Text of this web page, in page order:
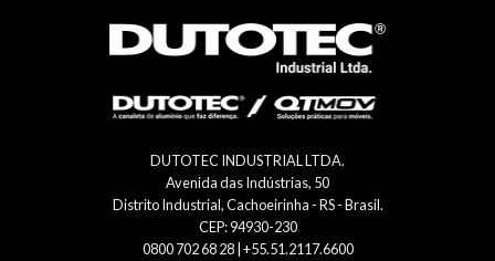
DUTOTEC INDUSTRIAL LTDA.
Avenida das Indústrias, 50
Distrito Industrial, Cachoeirinha - RS - Brasil.
CEP: 94930-230
0800 702 68 28 | +55.51.2117.6600